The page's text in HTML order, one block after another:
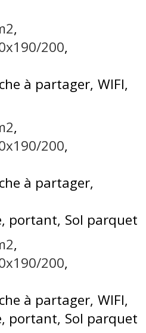
200
à partager WIFI
200
à partager
portant Sol parquet
200
à partager WIFI
portant Sol parquet